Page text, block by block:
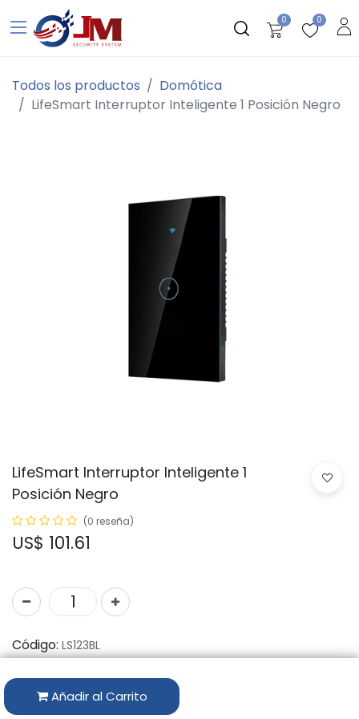
0 0
Todos los productos
Domótica
LifeSmart Interruptor Inteligente 1 Posición Negro
LifeSmart Interruptor Inteligente 1
Posición Negro
(0 reseña)
US$ 101.61
Añadir al Carrito
Código: LS123BL
Marca:LIFESMART
Disponibilidad por Almacén